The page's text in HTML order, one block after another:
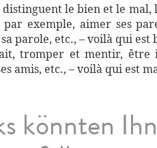
le bien et le mal,
par exemple, aimer ses
parole, etc., – voilà qui est
tromper et mentir, être
amis, etc., – voilà qui est
könnten